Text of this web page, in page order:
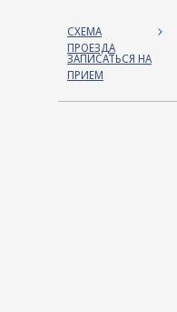
СХЕМА
ПРОЕЗДА
ЗАПИСАТЬСЯ НА
ПРИЕМ